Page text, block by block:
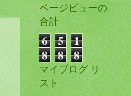
ページビューの
合計
6 5 1
8 8 8
マイブログ リ
スト